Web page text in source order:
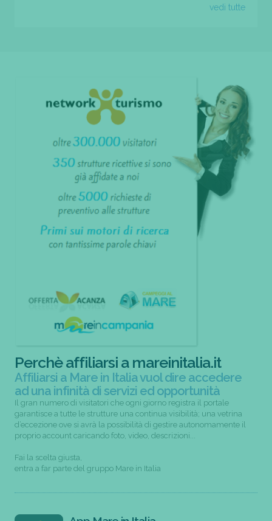
vedi tutte
Perchè affiliarsi a mareinitalia.it
Affiliarsi a Mare in Italia vuol dire accedere
ad una infinità di servizi ed opportunità
Il gran numero di visitatori che ogni giorno registra il portale
garantisce a tutte le strutture una continua visibilità; una vetrina
d’eccezione ove si avrà la possibilità di gestire autonomamente il
proprio account caricando foto, video, descrizioni...
Fai la scelta giusta,
entra a far parte del gruppo Mare in Italia